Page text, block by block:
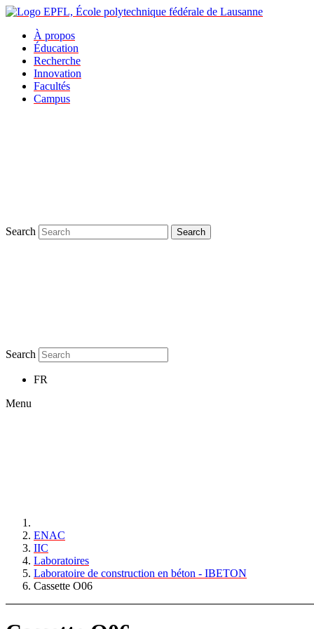
À propos
Éducation
Recherche
Innovation
Facultés
Campus
Search Search
Search
FR
Menu
ENAC
IIC
Laboratoires
Laboratoire de construction en béton - IBETON
Cassette O06